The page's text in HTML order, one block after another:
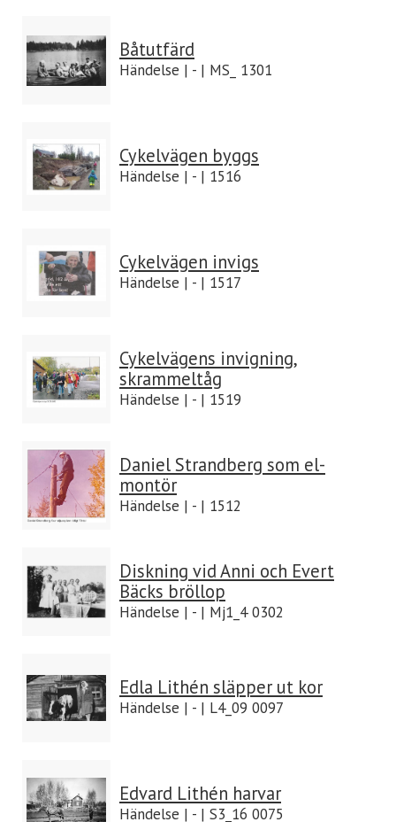
Båtutfärd
Händelse | - | MS_ 1301
Cykelvägen byggs
Händelse | - | 1516
Cykelvägen invigs
Händelse | - | 1517
Cykelvägens invigning,
skrammeltåg
Händelse | - | 1519
Daniel Strandberg som el-
montör
Händelse | - | 1512
Diskning vid Anni och Evert
Bäcks bröllop
Händelse | - | Mj1_4 0302
Edla Lithén släpper ut kor
Händelse | - | L4_09 0097
Edvard Lithén harvar
Händelse | - | S3_16 0075